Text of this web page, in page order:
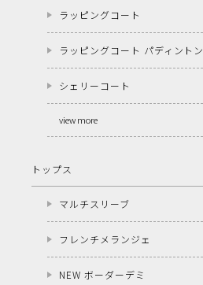
ラッピングコート
ラッピングコート パディントン
シェリーコート
view more
トップス
マルチスリーブ
フレンチメランジェ
NEW ボーダーデミ